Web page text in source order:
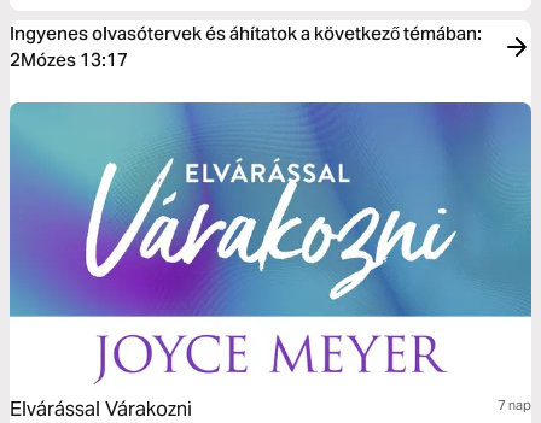
Ingyenes olvasótervek és áhítatok a következő témában:
2Mózes 13:17
Elvárással Várakozni 7 nap